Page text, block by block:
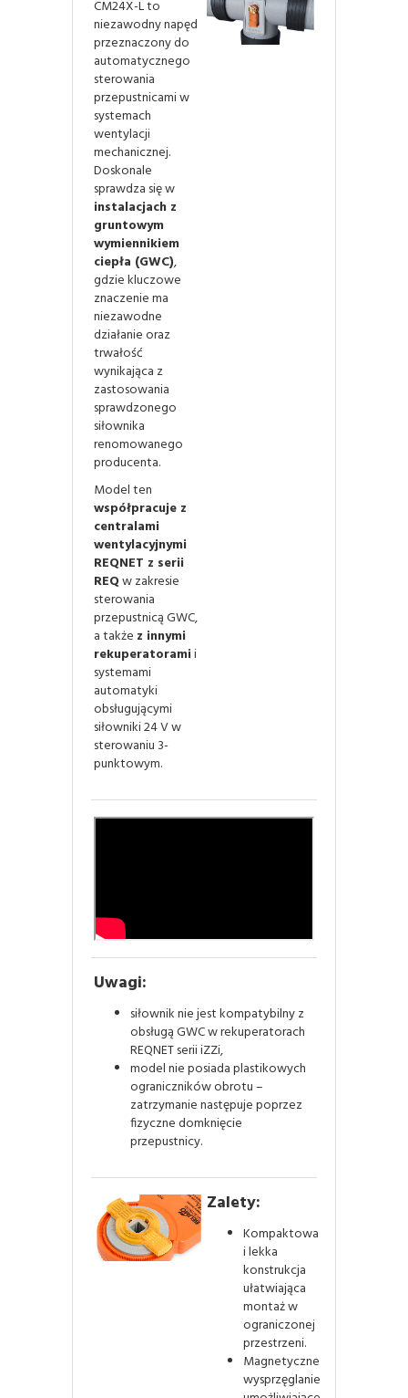
CM24X-L to
niezawodny napęd
przeznaczony do
automatycznego
sterowania
przepustnicami w
systemach
wentylacji
mechanicznej.
Doskonale
sprawdza się w
instalacjach z
gruntowym
wymiennikiem
ciepła (GWC),
gdzie kluczowe
znaczenie ma
niezawodne
działanie oraz
trwałość
wynikająca z
zastosowania
sprawdzonego
siłownika
renomowanego
producenta.
Model ten
współpracuje z
centralami
wentylacyjnymi
REQNET z serii
REQw zakresie
sterowania
przepustnicą GWC,
a także z innymi
rekuperatoramii
systemami
automatyki
obsługującymi
siłowniki 24 V w
sterowaniu 3-
punktowym.
Uwagi:
siłownik nie jest kompatybilny z
obsługą GWC w rekuperatorach
REQNET serii iZZi,
model nie posiada plastikowych
ograniczników obrotu –
zatrzymanie następuje poprzez
fizyczne domknięcie
przepustnicy.
Zalety:
Kompaktowa
i lekka
konstrukcja
ułatwiająca
montaż w
ograniczonej
przestrzeni.
Magnetyczne
wysprzęglanie